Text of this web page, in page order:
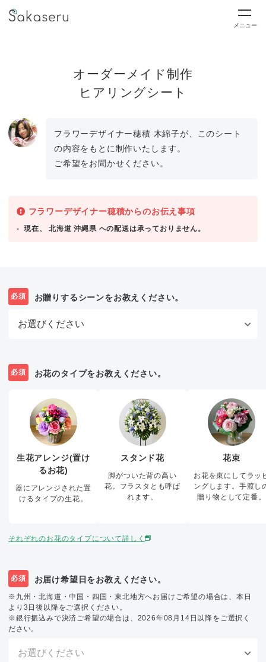
メニュー
オーダーメイド制作
ヒアリングシート
フラワーデザイナー穂積 木綿子が、このシート
の内容をもとに制作いたします。
ご希望をお聞かせください。
フラワーデザイナー穂積からのお伝え事項
現在、 北海道 沖縄県 への配送は承っておりません。
必須 お贈りするシーンをお教えください。
必須 お花のタイプをお教えください。
生花アレンジ(置け
るお花)
器にアレンジされた置
けるタイプの生花。
スタンド花
脚がついた背の高い
花。フラスタとも呼ば
れます。
花束
お花を束にしてラッ
ングします。手渡し
贈り物として定番。
それぞれのお花のタイプについて詳しく
必須 お届け希望日をお教えください。
※九州・北海道・中国・四国・東北地方へお届けご希望の場合は、本日
より3日後以降をご選択ください。
※銀行振込みで決済ご希望の場合は、2026年08月14日以降をご選択く
ださい。